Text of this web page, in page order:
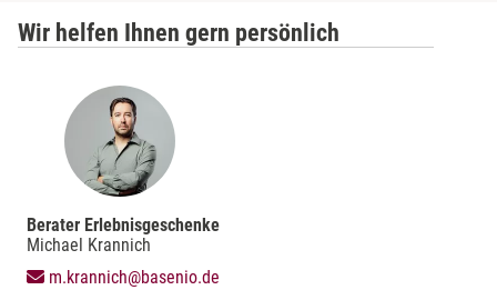
Wir helfen Ihnen gern persönlich
Berater Erlebnisgeschenke
Michael Krannich
m.krannich@basenio.de